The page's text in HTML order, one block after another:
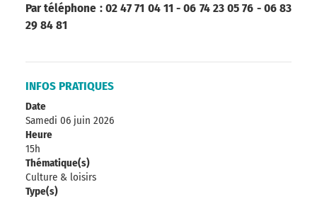
Par téléphone : 02 47 71 04 11 - 06 74 23 05 76 - 06 83
29 84 81
INFOS PRATIQUES
Date
Samedi 06 juin 2026
Heure
15h
Thématique(s)
Culture & loisirs
Type(s)